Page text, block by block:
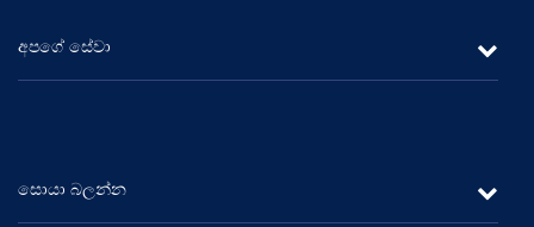
අපගේ සේවා
ස්ථාවර තැන්පතු සහ ඉතිරි කිරීම්
සොයා බලන්න